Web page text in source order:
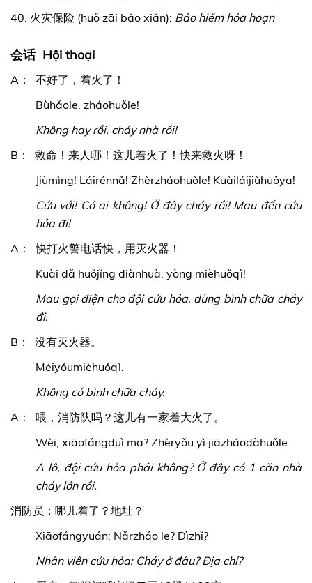
40. 火灾保险 (huǒ zāi bǎo xiǎn): Bảo hiểm hỏa hoạn
会话 Hội thoại
A： 不好了，着火了！
Bùhǎole, zháohuǒle!
Không hay rồi, cháy nhà rồi!
B： 救命！来人哪！这儿着火了！快来救火呀！
Jiùmìng! Láirénnǎ! Zhèrzháohuǒle! Kuàiláijiùhuǒya!
Cứu với! Có ai không! Ở đây cháy rồi! Mau đến cứu
hỏa đi!
A： 快打火警电话快，用灭火器！
Kuài dǎ huǒjǐng diànhuà, yòng mièhuǒqì!
Mau gọi điện cho đội cứu hỏa, dùng bình chữa cháy
đi.
B： 没有灭火器。
Méiyǒumièhuǒqì.
Không có bình chữa cháy.
A： 喂，消防队吗？这儿有一家着大火了。
Wèi, xiāofángduì ma? Zhèryǒu yì jiāzháodàhuǒle.
A lô, đội cứu hỏa phải không? Ở đây có 1 căn nhà
cháy lớn rồi.
消防员：哪儿着了？地址？
Xiāofángyuán: Nǎrzháo le? Dìzhǐ?
Nhân viên cứu hỏa: Cháy ở đâu? Địa chỉ?